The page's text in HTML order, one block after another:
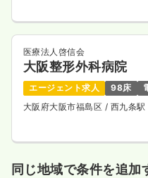
医療法人啓信会
大阪整形外科病院
エージェント求人 98床
大阪府大阪市福島区 / 西九条駅
同じ地域で条件を追加